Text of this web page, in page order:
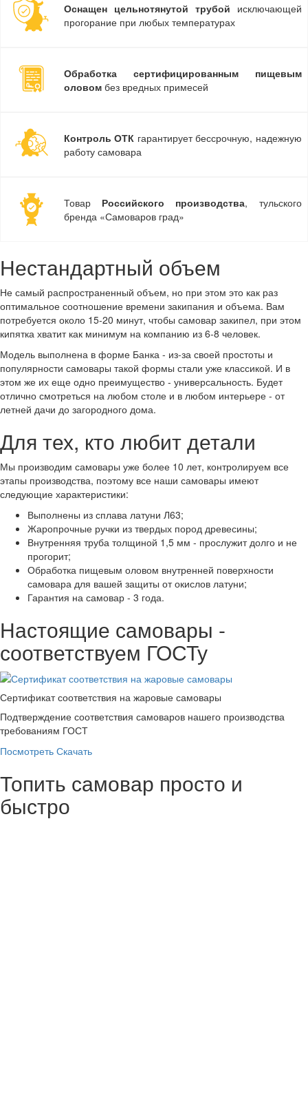
Оснащен цельнотянутой трубой исключающей
прогорание при любых температурах
Обработка сертифицированным пищевым
оловом без вредных примесей
Контроль ОТК гарантирует бессрочную, надежную
работу самовара
Товар Российского производства, тульского
бренда «Самоваров град»
Нестандартный объем
Не самый распространенный объем, но при этом это как раз
оптимальное соотношение времени закипания и объема. Вам
потребуется около 15-20 минут, чтобы самовар закипел, при этом
кипятка хватит как минимум на компанию из 6-8 человек.
Модель выполнена в форме Банка - из-за своей простоты и
популярности самовары такой формы стали уже классикой. И в
этом же их еще одно преимущество - универсальность. Будет
отлично смотреться на любом столе и в любом интерьере - от
летней дачи до загородного дома.
Для тех, кто любит детали
Мы производим самовары уже более 10 лет, контролируем все
этапы производства, поэтому все наши самовары имеют
следующие характеристики:
Выполнены из сплава латуни Л63;
Жаропрочные ручки из твердых пород древесины;
Внутренняя труба толщиной 1,5 мм - прослужит долго и не
прогорит;
Обработка пищевым оловом внутренней поверхности
самовара для вашей защиты от окислов латуни;
Гарантия на самовар - 3 года.
Настоящие самовары -
соответствуем ГОСТу
Сертификат соответствия на жаровые самовары
Подтверждение соответствия самоваров нашего производства
требованиям ГОСТ
Посмотреть Скачать
Топить самовар просто и
быстро